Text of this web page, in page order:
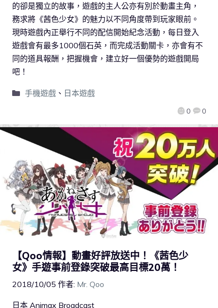
0 0
的卻是獨立的故事，遊戲的主人公亦有別於動畫主角，
務求將《茜色少女》的魅力以不同角度帶到玩家眼前。
現時遊戲內正舉行不同的配信開始紀念活動，每日登入
遊戲會有最多1000個石英，而完成活動關卡，亦會有不
同的道具報酬，把握機會，建立好一個優勢的遊戲開局
吧！
手機遊戲、 日本遊戲
【Qoo情報】動畫好評放送中！《茜色少
女》手遊事前登錄突破最高目標20萬！
2018/10/05 作者: Mr. Qoo
日本 Animax Broadcast